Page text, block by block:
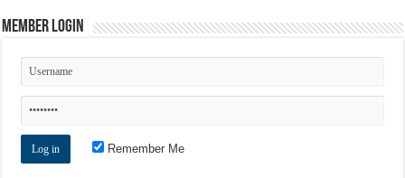
Member Login
Remember Me